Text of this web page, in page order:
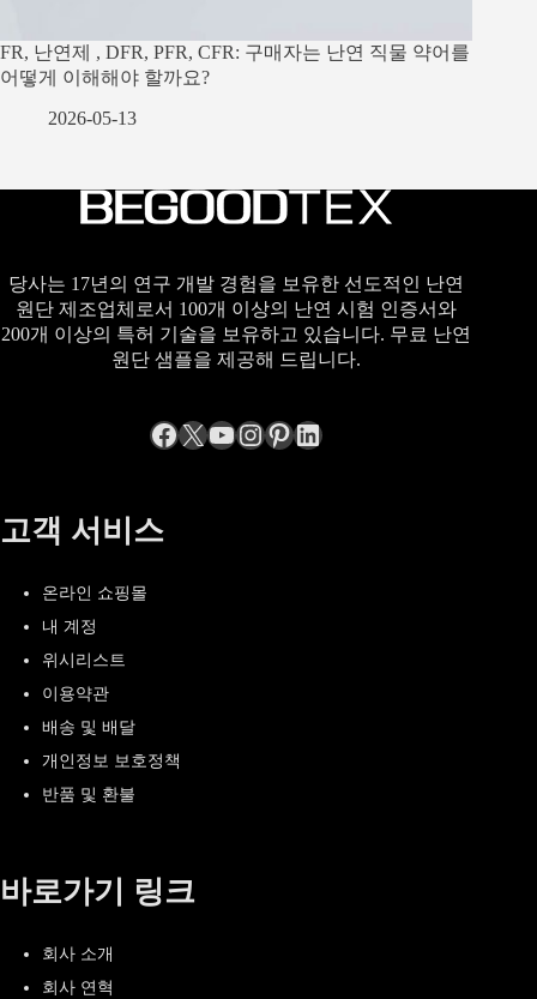
FR, 난연제 , DFR, PFR, CFR: 구매자는 난연 직물 약어를
어떻게 이해해야 할까요?
2026-05-13
당사는 17년의 연구 개발 경험을 보유한 선도적인 난연
원단 제조업체로서 100개 이상의 난연 시험 인증서와
200개 이상의 특허 기술을 보유하고 있습니다. 무료 난연
원단 샘플을 제공해 드립니다.
Facebook
엑스YouTube
Instagram
Pinterest
LinkedIn
고객 서비스
온라인 쇼핑몰
내 계정
위시리스트
이용약관
배송 및 배달
개인정보 보호정책
반품 및 환불
바로가기 링크
회사 소개
회사 연혁